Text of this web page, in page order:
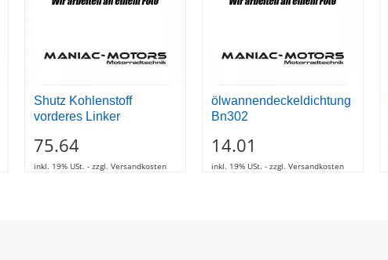
Shutz Kohlenstoff
vorderes Linker
75.64
inkl. 19% USt. - zzgl. Versandkosten
ölwannendeckeldichtung
Bn302
14.01
inkl. 19% USt. - zzgl. Versandkosten